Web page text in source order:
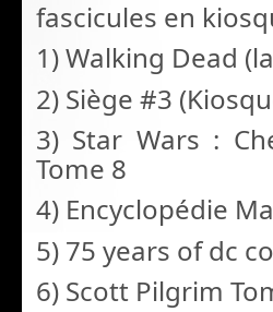
fascicules en
1) Walking Dead
2) Siège #3
3) Star Wars :
Tome 8
4) Encyclopédie
5) 75 years of dc
6) Scott Pilgrim